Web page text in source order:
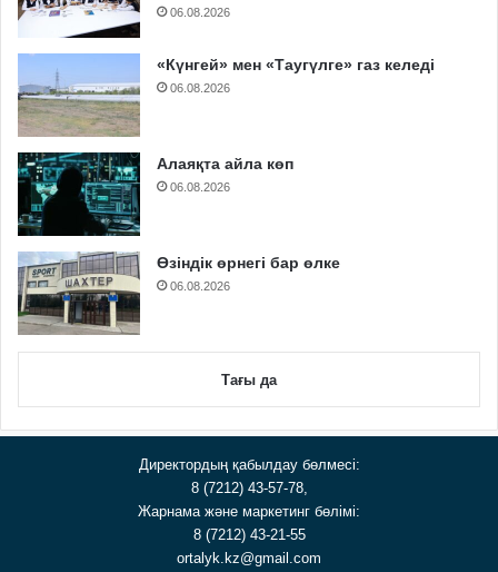
06.08.2026
«Күнгей» мен «Таугүлге» газ келеді
06.08.2026
Алаяқта айла көп
06.08.2026
Өзіндік өрнегі бар өлке
06.08.2026
Тағы да
Директордың қабылдау бөлмесі:
8 (7212) 43-57-78,
Жарнама және маркетинг бөлімі:
8 (7212) 43-21-55
ortalyk.kz@gmail.com